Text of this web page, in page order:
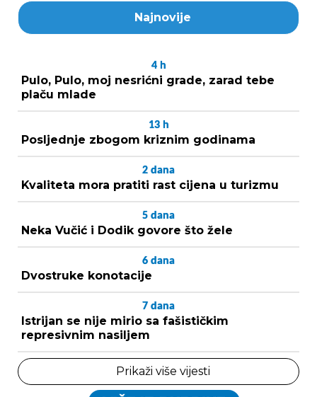
Najnovije
4 h
Pulo, Pulo, moj nesrićni grade, zarad tebe
plaču mlade
13 h
Posljednje zbogom kriznim godinama
2 dana
Kvaliteta mora pratiti rast cijena u turizmu
5 dana
Neka Vučić i Dodik govore što žele
6 dana
Dvostruke konotacije
7 dana
Istrijan se nije mirio sa fašističkim
represivnim nasiljem
Prikaži više vijesti